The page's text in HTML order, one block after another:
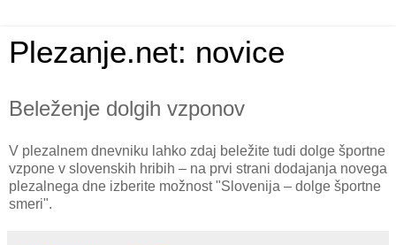
Plezanje.net: novice
Beleženje dolgih vzponov
V plezalnem dnevniku lahko zdaj beležite tudi dolge športne
vzpone v slovenskih hribih – na prvi strani dodajanja novega
plezalnega dne izberite možnost "Slovenija – dolge športne
smeri".